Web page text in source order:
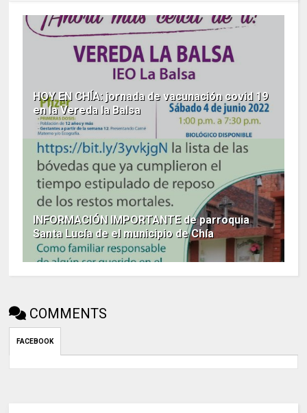
HOY EN CHÍA: jornada de vacunación covid 19
en la Vereda la Balsa
INFORMACIÓN IMPORTANTE de parroquia
Santa Lucía de el municipio de Chía
COMMENTS
FACEBOOK